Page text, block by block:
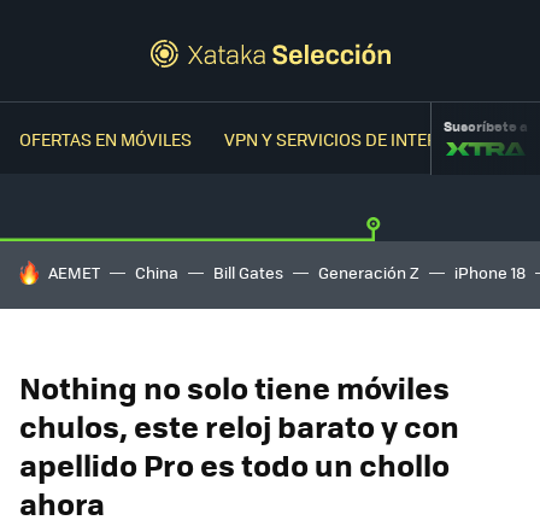
OFERTAS EN MÓVILES VPN Y SERVICIOS DE INTERNETSuscríbete a
HOY SE HABLA DE
AEMET China Bill Gates Generación Z iPhone 18
Nothing no solo tiene móviles
chulos, este reloj barato y con
apellido Pro es todo un chollo
ahora